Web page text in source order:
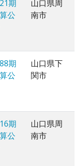
期
公
山口県周
南市
期
公
山口県下
関市
期
公
山口県周
南市